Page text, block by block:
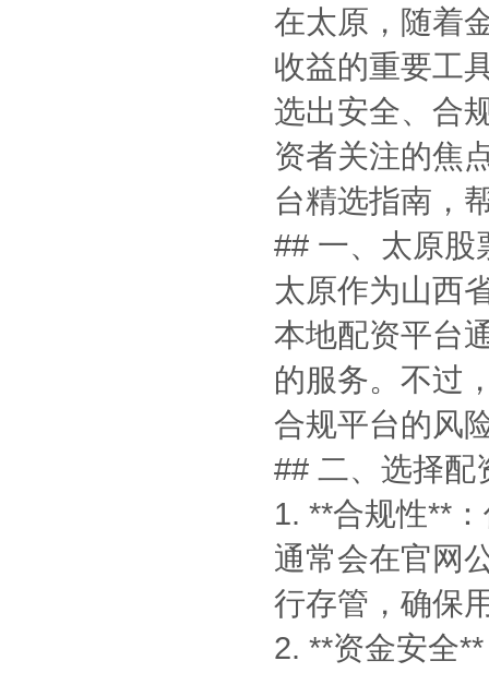
在太原，随着
收益的重要工
选出安全、合
资者关注的焦
台精选指南，
## 一、太原股
太原作为山西
本地配资平台
的服务。不过
合规平台的风
## 二、选择配
1. **合规性**
通常会在官网
行存管，确保
2. **资金安全